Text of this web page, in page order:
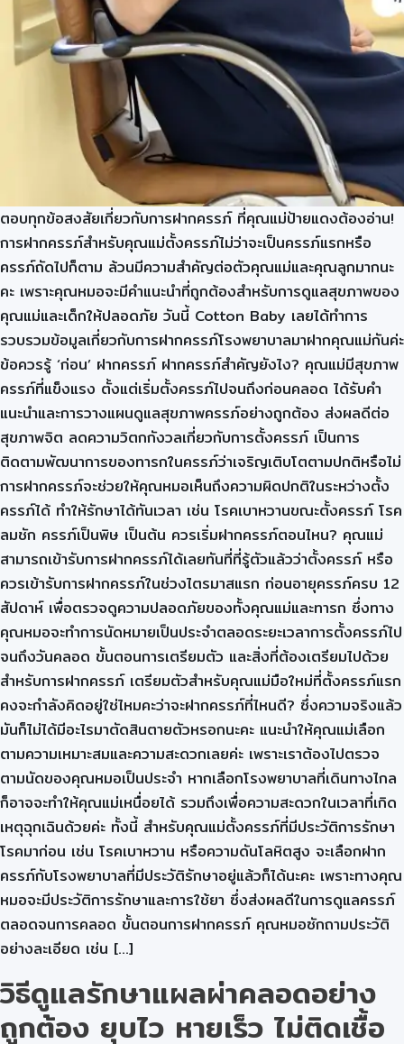
ตอบทุกข้อสงสัยเกี่ยวกับการฝากครรภ์ ที่คุณแม่ป้ายแดงต้องอ่าน!
การฝากครรภ์สำหรับคุณแม่ตั้งครรภ์ไม่ว่าจะเป็นครรภ์แรกหรือ
ครรภ์ถัดไปก็ตาม ล้วนมีความสำคัญต่อตัวคุณแม่และคุณลูกมากนะ
คะ เพราะคุณหมอจะมีคำแนะนำที่ถูกต้องสำหรับการดูแลสุขภาพของ
คุณแม่และเด็กให้ปลอดภัย วันนี้ Cotton Baby เลยได้ทำการ
รวบรวมข้อมูลเกี่ยวกับการฝากครรภ์โรงพยาบาลมาฝากคุณแม่กันค่ะ
ข้อควรรู้ ‘ก่อน’ ฝากครรภ์ ฝากครรภ์สำคัญยังไง? คุณแม่มีสุขภาพ
ครรภ์ที่แข็งแรง ตั้งแต่เริ่มตั้งครรภ์ไปจนถึงก่อนคลอด ได้รับคำ
แนะนำและการวางแผนดูแลสุขภาพครรภ์อย่างถูกต้อง ส่งผลดีต่อ
สุขภาพจิต ลดความวิตกกังวลเกี่ยวกับการตั้งครรภ์ เป็นการ
ติดตามพัฒนาการของทารกในครรภ์ว่าเจริญเติบโตตามปกติหรือไม่
การฝากครรภ์จะช่วยให้คุณหมอเห็นถึงความผิดปกติในระหว่างตั้ง
ครรภ์ได้ ทำให้รักษาได้ทันเวลา เช่น โรคเบาหวานขณะตั้งครรภ์ โรค
ลมชัก ครรภ์เป็นพิษ เป็นต้น ควรเริ่มฝากครรภ์ตอนไหน? คุณแม่
สามารถเข้ารับการฝากครรภ์ได้เลยทันที่ที่รู้ตัวแล้วว่าตั้งครรภ์ หรือ
ควรเข้ารับการฝากครรภ์ในช่วงไตรมาสแรก ก่อนอายุครรภ์ครบ 12
สัปดาห์ เพื่อตรวจดูความปลอดภัยของทั้งคุณแม่และทารก ซึ่งทาง
คุณหมอจะทำการนัดหมายเป็นประจำตลอดระยะเวลาการตั้งครรภ์ไป
จนถึงวันคลอด ขั้นตอนการเตรียมตัว และสิ่งที่ต้องเตรียมไปด้วย
สำหรับการฝากครรภ์ เตรียมตัวสำหรับคุณแม่มือใหม่ที่ตั้งครรภ์แรก
คงจะกำลังคิดอยู่ใช่ไหมคะว่าจะฝากครรภ์ที่ไหนดี? ซึ่งความจริงแล้ว
มันก็ไม่ได้มีอะไรมาตัดสินตายตัวหรอกนะคะ แนะนำให้คุณแม่เลือก
ตามความเหมาะสมและความสะดวกเลยค่ะ เพราะเราต้องไปตรวจ
ตามนัดของคุณหมอเป็นประจำ หากเลือกโรงพยาบาลที่เดินทางไกล
ก็อาจจะทำให้คุณแม่เหนื่อยได้ รวมถึงเพื่อความสะดวกในเวลาที่เกิด
เหตุฉุกเฉินด้วยค่ะ ทั้งนี้ สำหรับคุณแม่ตั้งครรภ์ที่มีประวัติการรักษา
โรคมาก่อน เช่น โรคเบาหวาน หรือความดันโลหิตสูง จะเลือกฝาก
ครรภ์กับโรงพยาบาลที่มีประวัติรักษาอยู่แล้วก็ได้นะคะ เพราะทางคุณ
หมอจะมีประวัติการรักษาและการใช้ยา ซึ่งส่งผลดีในการดูแลครรภ์
ตลอดจนการคลอด ขั้นตอนการฝากครรภ์ คุณหมอซักถามประวัติ
อย่างละเอียด เช่น […]
วิธีดูแลรักษาแผลผ่าคลอดอย่าง
ถูกต้อง ยุบไว หายเร็ว ไม่ติดเชื้อ